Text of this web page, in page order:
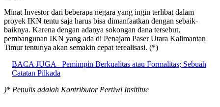
Minat Investor dari beberapa negara yang ingin terlibat dalam
proyek IKN tentu saja harus bisa dimanfaatkan dengan sebaik-
baiknya. Karena dengan adanya sokongan dana tersebut,
pembangunan IKN yang ada di Penajam Paser Utara Kalimantan
Timur tentunya akan semakin cepat terealisasi. (*)
BACA JUGA
Pemimpin Berkualitas atau Formalitas; Sebuah
Catatan Pilkada
)* Penulis adalah Kontributor Pertiwi Insititue